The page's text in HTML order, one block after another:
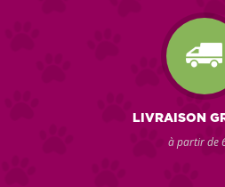
LIVRAISON
à partir de